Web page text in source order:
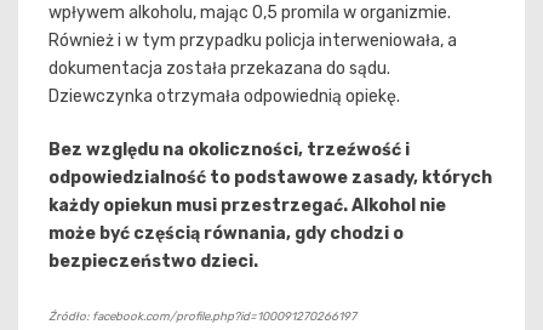
wpływem alkoholu, mając 0,5 promila w organizmie.
Również i w tym przypadku policja interweniowała, a
dokumentacja została przekazana do sądu.
Dziewczynka otrzymała odpowiednią opiekę.
Bez względu na okoliczności, trzeźwość i
odpowiedzialność to podstawowe zasady, których
każdy opiekun musi przestrzegać. Alkohol nie
może być częścią równania, gdy chodzi o
bezpieczeństwo dzieci.
Źródło: facebook.com/profile.php?id=100091270266197